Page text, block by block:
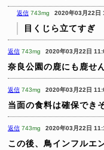
返信 743mg 2020年03月22日
目くじら立てすぎ
返信 743mg 2020年03月22日
奈良公園の鹿にも鹿せ
返信 743mg 2020年03月22日
当面の食料は確保でき
返信 743mg 2020年03月22日
この後、鳥インフルエ